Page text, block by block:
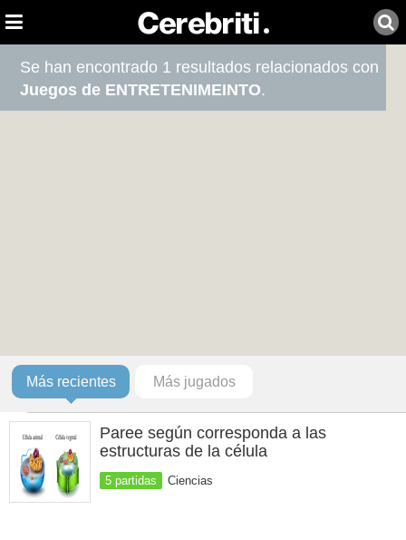
Se han encontrado 1 resultados relacionados con
Juegos de ENTRETENIMEINTO.
Más recientes Más jugados
Paree según corresponda a las
estructuras de la célula
5 partidas Ciencias